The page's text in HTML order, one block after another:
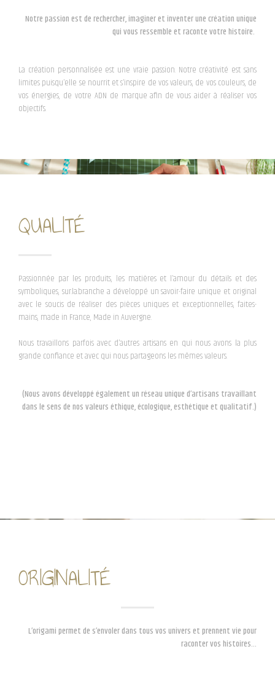
Notre passion est de rechercher, imaginer et inventer une création unique
qui vous ressemble et raconte votre histoire.
La création personnalisée est une vraie passion. Notre créativité est sans
limites puisqu’elle se nourrit et s’inspire de vos valeurs, de vos couleurs, de
vos énergies, de votre ADN de marque afin de vous aider à réaliser vos
objectifs.
QUALITÉ
Passionnée par les produits, les matières et l’amour du détails et des
symboliques, sur.la.branche a développé un savoir-faire unique et original
avec le soucis de réaliser des pièces uniques et exceptionnelles, faites-
mains, made in France, Made in Auvergne.
Nous travaillons parfois avec d’autres artisans en qui nous avons la plus
grande confiance et avec qui nous partageons les mêmes valeurs.
(Nous avons développé également un réseau unique d’artisans travaillant
dans le sens de nos valeurs éthique, écologique, esthétique et qualitatif.)
ORIGINALITÉ
L’origami permet de s’envoler dans tous vos univers et prennent vie pour
raconter vos histoires…